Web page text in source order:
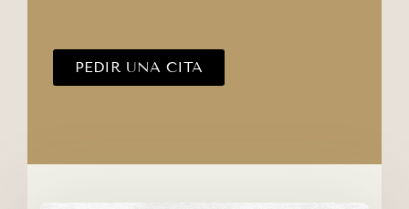
PEDIR UNA CITA